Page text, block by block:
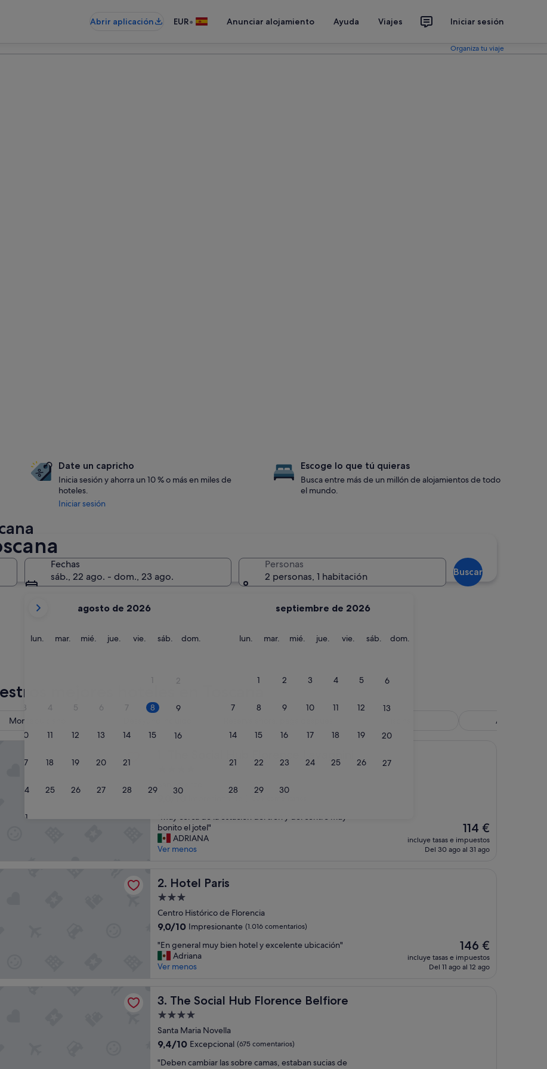
Abrir aplicación EUR• Anunciar alojamiento Ayuda Viajes Iniciar sesión
Organiza tu viaje
Fechas
sáb., 22 ago. - dom., 23 ago.
meses
son
y
September
de
2026.
agosto de 2026
lun. lunesmar. martes
mié. miércoles
jue. jueves
vie. viernes
sáb. sábado
dom.
1 2
3 4 5 6 7 8 9
10 11 12 13 14 15 16
17 18 19 20 21
24 25 26 27 28 29 30
31
septiembre de 2026
lun. lunesmar. martes
mié. miércoles
jue. jueves
vie. viernes
sáb. sábado
dom.
1 2 3 4 5 6
7 8 9 10 11 12 13
14 15 16 17 18 19 20
21 22 23 24 25 26 27
28 29 30
Personas
2 personas, 1 habitación
Buscar
Date un capricho
Inicia sesión y ahorra un 10 % o más en miles de
hoteles.
Iniciar sesión
Escoge lo que tú quieras
Busca entre más de un millón de alojamientos de todo
el mundo.
Pisa
San Gimignano
mejores hoteles en Toscana
Montepulciano Agroturismo
4.0 estrellas
10,
Impresionante,
(1.509 comentarios)
M
u
y
r
a
d
e
a
s
c
ó
n
d
l
"Muy cerca de la estación del tren y del centro muy
bonito el jotel"
ADRIANA
Ver menos
El
precio
actual
114 €
incluye tasas e impuestos
Del 30 ago al 31 ago
2. Hotel Paris
Hotel Paris
Alojamiento
de
3.0 estrellas
Centro Histórico de Florencia
9.0
10,
Impresionante,
(1.016 comentarios)
9,0/10 Impresionante (1.016 comentarios)
"
E
n
n
a
l
m
u
"En general muy bien hotel y excelente ubicación"
Adriana
Ver menos
El
precio
actual
146 €
incluye tasas e impuestos
Del 11 ago al 12 ago
3. The Social Hub Florence Belfiore
The Social Hub Florence Belfiore
Alojamiento
de
4.0 estrellas
Santa Maria Novella
9.4
10,
9,4/10 Excepcional (675 comentarios)
""Deben cambiar las sobre camas, estaban sucias de